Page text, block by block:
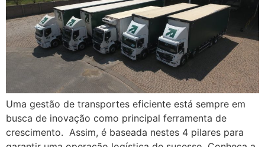
Uma gestão de transportes eficiente está sempre em
busca de inovação como principal ferramenta de
crescimento. Assim, é baseada nestes 4 pilares para